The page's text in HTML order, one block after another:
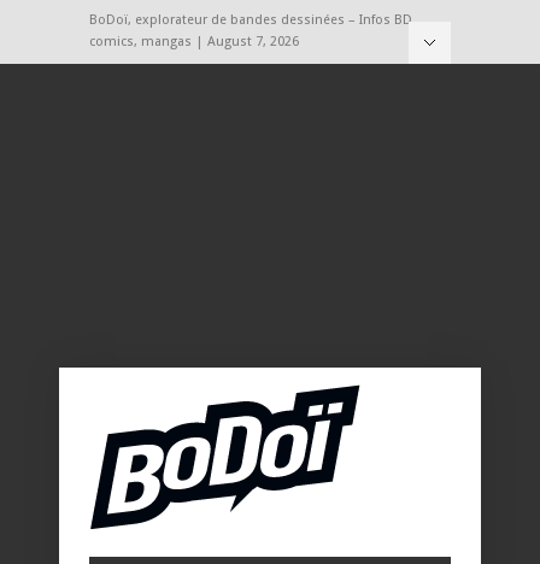
BoDoï, explorateur de bandes dessinées – Infos BD,
comics, mangas | August 7, 2026